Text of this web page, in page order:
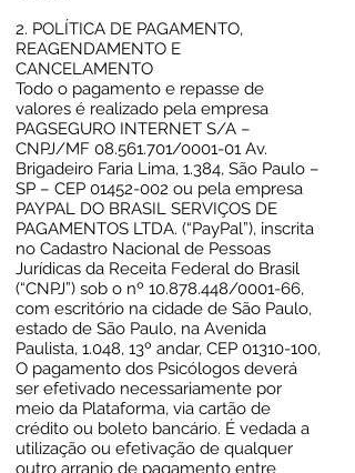
2. POLÍTICA DE PAGAMENTO,
REAGENDAMENTO E
CANCELAMENTO
Todo o pagamento e repasse de
valores é realizado pela empresa
PAGSEGURO INTERNET S/A –
CNPJ/MF 08.561.701/0001-01 Av.
Brigadeiro Faria Lima, 1.384, São Paulo –
SP – CEP 01452-002 ou pela empresa
PAYPAL DO BRASIL SERVIÇOS DE
PAGAMENTOS LTDA. (“PayPal”), inscrita
no Cadastro Nacional de Pessoas
Jurídicas da Receita Federal do Brasil
(“CNPJ”) sob o nº 10.878.448/0001-66,
com escritório na cidade de São Paulo,
estado de São Paulo, na Avenida
Paulista, 1.048, 13º andar, CEP 01310-100,
O pagamento dos Psicólogos deverá
ser efetivado necessariamente por
meio da Plataforma, via cartão de
crédito ou boleto bancário. É vedada a
utilização ou efetivação de qualquer
outro arranjo de pagamento entre